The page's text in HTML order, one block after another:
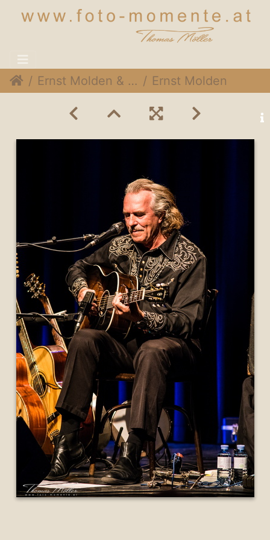
Ernst Molden & Hans Theesink @Stadtsaal Wien, 15. Mai 2015 Ernst Molden & Hans Theesink 006